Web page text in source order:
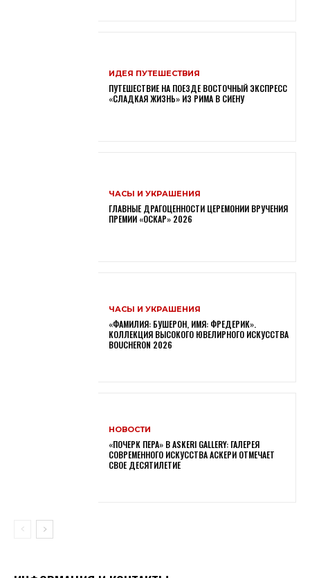
ИДЕЯ ПУТЕШЕСТВИЯ
ПУТЕШЕСТВИЕ НА ПОЕЗДЕ ВОСТОЧНЫЙ ЭКСПРЕСС
«СЛАДКАЯ ЖИЗНЬ» ИЗ РИМА В СИЕНУ
ЧАСЫ И УКРАШЕНИЯ
ГЛАВНЫЕ ДРАГОЦЕННОСТИ ЦЕРЕМОНИИ ВРУЧЕНИЯ
ПРЕМИИ «ОСКАР» 2026
ЧАСЫ И УКРАШЕНИЯ
«ФАМИЛИЯ: БУШЕРОН, ИМЯ: ФРЕДЕРИК».
КОЛЛЕКЦИЯ ВЫСОКОГО ЮВЕЛИРНОГО ИСКУССТВА
BOUCHERON 2026
НОВОСТИ
«ПОЧЕРК ПЕРА» В ASKERI GALLERY: ГАЛЕРЕЯ
СОВРЕМЕННОГО ИСКУССТВА АСКЕРИ ОТМЕЧАЕТ
СВОЕ ДЕСЯТИЛЕТИЕ